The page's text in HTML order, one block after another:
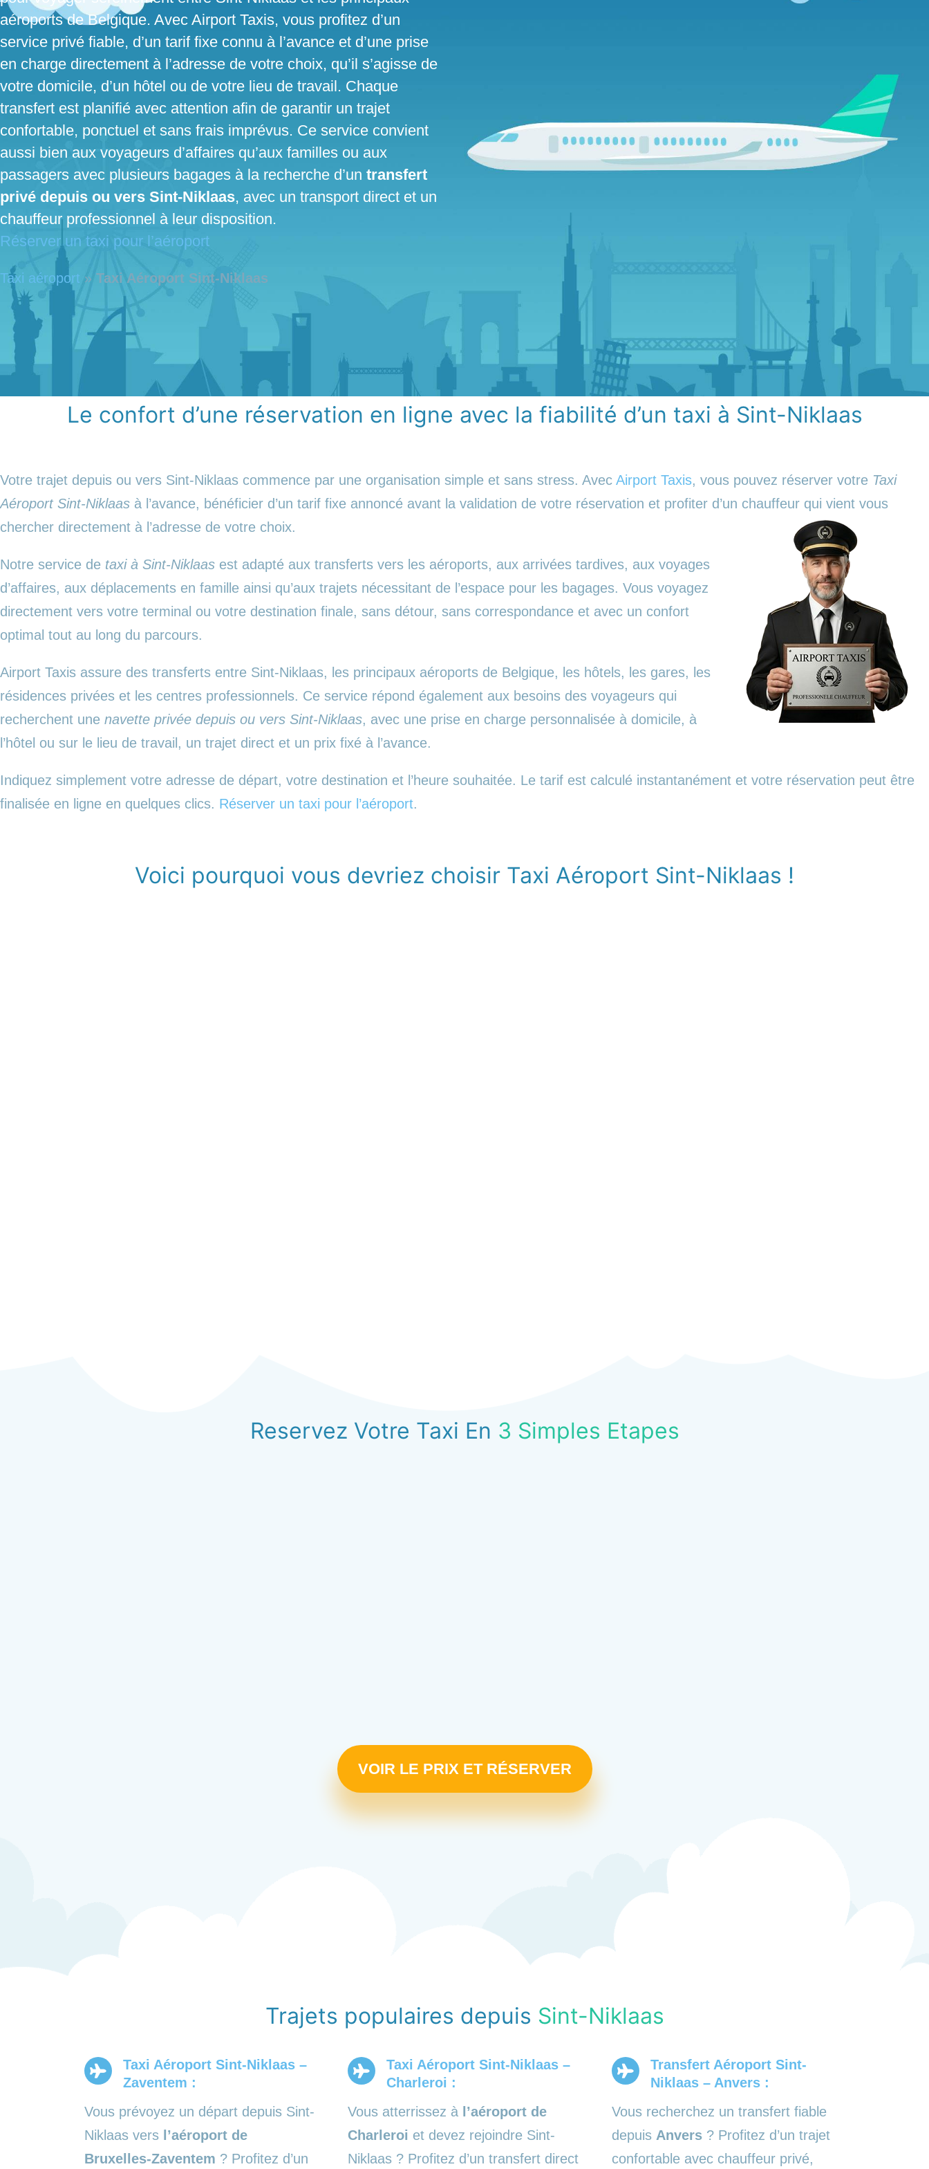
aéroports de Belgique. Avec Airport Taxis, vous profitez d’un
service privé fiable, d’un tarif fixe connu à l’avance et d’une prise
en charge directement à l’adresse de votre choix, qu’il s’agisse de
votre domicile, d’un hôtel ou de votre lieu de travail. Chaque
transfert est planifié avec attention afin de garantir un trajet
confortable, ponctuel et sans frais imprévus. Ce service convient
aussi bien aux voyageurs d’affaires qu’aux familles ou aux
passagers avec plusieurs bagages à la recherche d’un transfert
privé depuis ou vers Sint-Niklaas, avec un transport direct et un
chauffeur professionnel à leur disposition.
Réserver un taxi pour l’aéroport
Taxi aéroport » Taxi Aéroport Sint-Niklaas
Le confort d’une réservation en ligne avec la fiabilité d’un taxi à Sint-Niklaas
Votre trajet depuis ou vers Sint-Niklaas commence par une organisation simple et sans stress. Avec Airport Taxis, vous pouvez réserver votre Taxi
Aéroport Sint-Niklaas à l’avance, bénéficier d’un tarif fixe annoncé avant la validation de votre réservation et profiter d’un chauffeur qui vient vous
chercher directement à l’adresse de votre choix.
Notre service de taxi à Sint-Niklaas est adapté aux transferts vers les aéroports, aux arrivées tardives, aux voyages
d’affaires, aux déplacements en famille ainsi qu’aux trajets nécessitant de l’espace pour les bagages. Vous voyagez
directement vers votre terminal ou votre destination finale, sans détour, sans correspondance et avec un confort
optimal tout au long du parcours.
Airport Taxis assure des transferts entre Sint-Niklaas, les principaux aéroports de Belgique, les hôtels, les gares, les
résidences privées et les centres professionnels. Ce service répond également aux besoins des voyageurs qui
recherchent une navette privée depuis ou vers Sint-Niklaas, avec une prise en charge personnalisée à domicile, à
l’hôtel ou sur le lieu de travail, un trajet direct et un prix fixé à l’avance.
Indiquez simplement votre adresse de départ, votre destination et l’heure souhaitée. Le tarif est calculé instantanément et votre réservation peut être
finalisée en ligne en quelques clics. Réserver un taxi pour l’aéroport.
Voici pourquoi vous devriez choisir Taxi Aéroport Sint-Niklaas !
Reservez Votre Taxi En 3 Simples Etapes
VOIR LE PRIX ET RÉSERVER
Trajets populaires depuis Sint-Niklaas
Taxi Aéroport Sint-Niklaas –
Zaventem :
Vous prévoyez un départ depuis Sint-
Niklaas vers l’aéroport de
Bruxelles-Zaventem ? Profitez d’un
Taxi Aéroport Sint-Niklaas –
Charleroi :
Vous atterrissez à l’aéroport de
Charleroi et devez rejoindre Sint-
Niklaas ? Profitez d’un transfert direct
Transfert Aéroport Sint-
Niklaas – Anvers :
Vous recherchez un transfert fiable
depuis Anvers? Profitez d’un trajet
confortable avec chauffeur privé,